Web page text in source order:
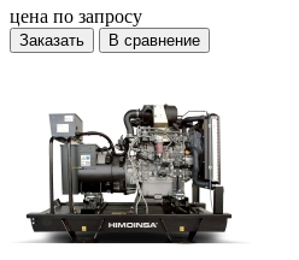
цена по запросу
Заказать В сравнение